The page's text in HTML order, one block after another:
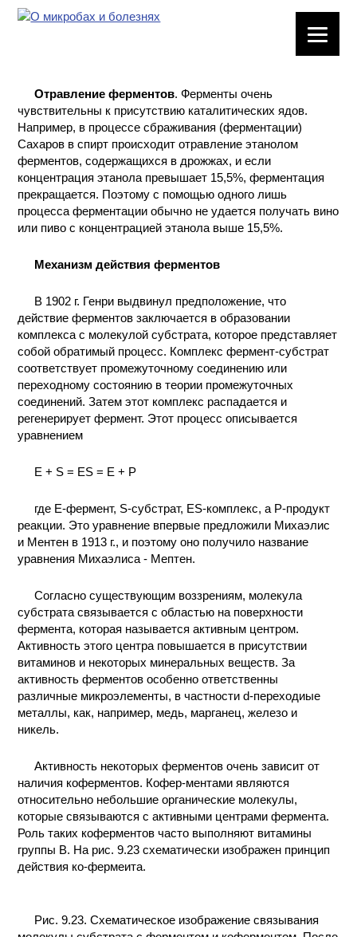
ХИМИЧЕСКАЯ
ВРЕДНЫЕ
ФАКТОРЫ
МЕТОДЫ
ПРАКТИЧЕСКОЙ
ПРОИЗВОДСТВЕ
И ХИМИЧЕСКАЯ
ТЕХНОЛОГИЯ
КОНТАКТЫ
Отравление ферментов. Ферменты очень
чувствительны к присутствию каталитических ядов.
Например, в процессе сбраживания (ферментации)
Сахаров в спирт происходит отравление этанолом
ферментов, содержащихся в дрожжах, и если
концентрация этанола превышает 15,5%, ферментация
прекращается. Поэтому с помощью одного лишь
процесса ферментации обычно не удается получать вино
или пиво с концентрацией этанола выше 15,5%.
Механизм действия ферментов
В 1902 г. Генри выдвинул предположение, что
действие ферментов заключается в образовании
комплекса с молекулой субстрата, которое представляет
собой обратимый процесс. Комплекс фермент-субстрат
соответствует промежуточному соединению или
переходному состоянию в теории промежуточных
соединений. Затем этот комплекс распадается и
регенерирует фермент. Этот процесс описывается
уравнением
E + S = ES = E + P
где E-фермент, S-субстрат, ES-комплекс, a P-продукт
реакции. Это уравнение впервые предложили Михаэлис
и Ментен в 1913 г., и поэтому оно получило название
уравнения Михаэлиса - Мептен.
Согласно существующим воззрениям, молекула
субстрата связывается с областью на поверхности
фермента, которая называется активным центром.
Активность этого центра повышается в присутствии
витаминов и некоторых минеральных веществ. За
активность ферментов особенно ответственны
различные микроэлементы, в частности d-переходиые
металлы, как, например, медь, марганец, железо и
никель.
Активность некоторых ферментов очень зависит от
наличия коферментов. Кофер-ментами являются
относительно небольшие органические молекулы,
которые связываются с активными центрами фермента.
Роль таких коферментов часто выполняют витамины
группы В. На рис. 9.23 схематически изображен принцип
действия ко-фермеита.
Рис. 9.23. Схематическое изображение связывания